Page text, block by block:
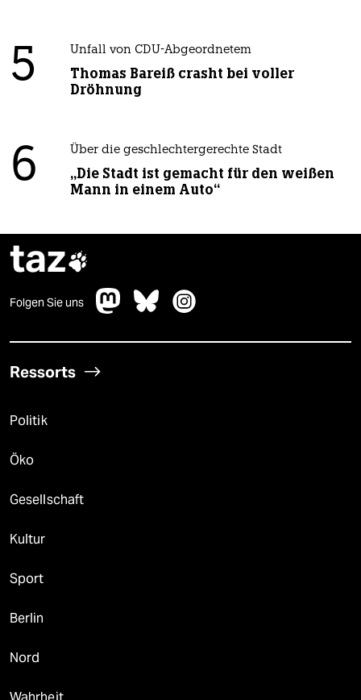
5 Unfall von CDU-Abgeordnetem
Thomas Bareiß crasht bei voller
Dröhnung
6 Über die geschlechtergerechte Stadt
„Die Stadt ist gemacht für den weißen
Mann in einem Auto“
taz
Folgen Sie uns
Ressorts
Politik
Öko
Gesellschaft
Kultur
Sport
Berlin
Nord